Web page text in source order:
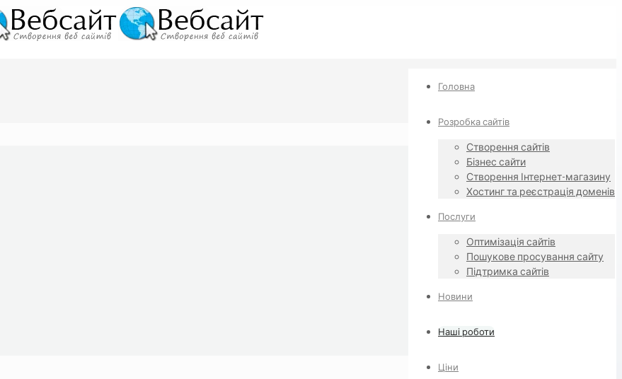
Головна
Розробка сайтів
Створення сайтів
Бізнес сайти
Створення Інтернет-магазину
Хостинг та реєстрація доменів
Послуги
Оптимізація сайтів
Пошукове просування сайту
Підтримка сайтів
Новини
Наші роботи
Ціни